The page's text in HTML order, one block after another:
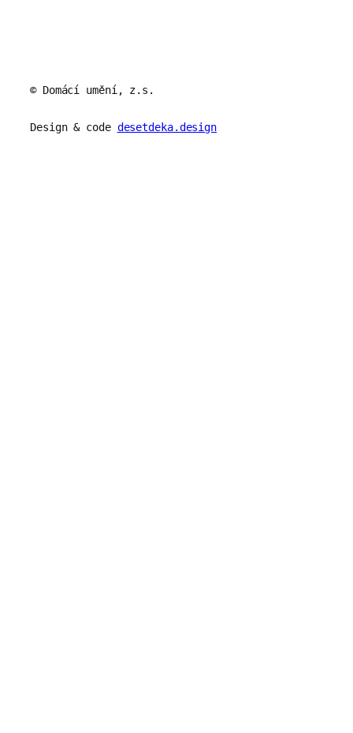
© Domácí umění, z.s.
Design & code desetdeka.design